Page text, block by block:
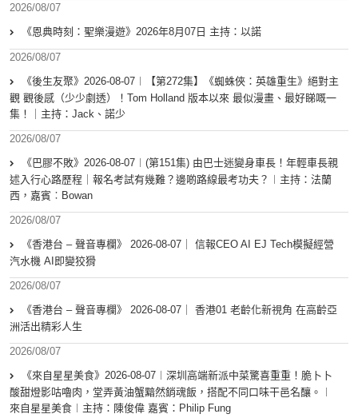
2026/08/07
《恩典時刻：聖樂漫遊》2026年8月07日 主持：以諾
2026/08/07
《後生友聚》2026-08-07︱【第272集】《蜘蛛俠：英雄重生》絕對主
觀 觀後感（少少劇透）！Tom Holland 版本以來 最似漫畫、最好睇嘅一
集！｜主持：Jack、諾少
2026/08/07
《巴膠不敗》2026-08-07︱(第151集) 由巴士迷變身車長！年輕車長親
述入行心路歷程｜報名考試有幾難？邊啲路線最考功夫？︱主持：法蘭
西，嘉賓︰Bowan
2026/08/07
《香港台 – 聲音專欄》 2026-08-07｜ 信報CEO AI EJ Tech模擬經營
汽水機 AI即變狡猾
2026/08/07
《香港台 – 聲音專欄》 2026-08-07｜ 香港01 老齡化新視角 在高齡亞
洲活出精彩人生
2026/08/07
《來自星星美食》2026-08-07︱深圳高端新派中菜驚喜重重！脆卜卜
酸甜燈影咕嚕肉，堂弄黃油蟹黯然銷魂飯，搭配不同口味干邑名釀。︱
來自星星美食︱主持：陳俊偉 嘉賓：Philip Fung